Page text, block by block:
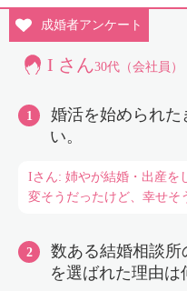
成婚者アンケート
I さん30代（会社員）
婚活を始められた
い。
Iさん: 姉やが結婚・出産を
変そうだったけど、幸せそ
数ある結婚相談
を選ばれた理由は